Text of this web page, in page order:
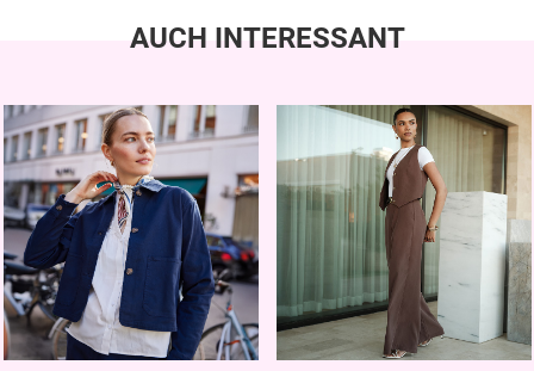
AUCH INTERESSANT